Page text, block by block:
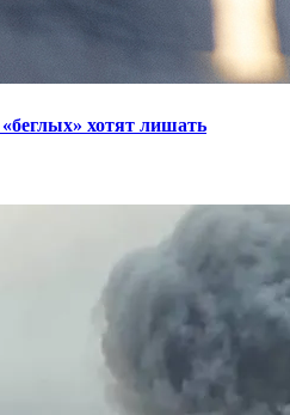
хотят лишать